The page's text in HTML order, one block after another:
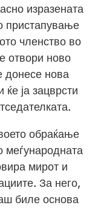
изразената
пристапување
членство во
отвори ново
донесе нова
ја зацврсти
обраќање
меѓународната
мирот и
За него,
биле основа